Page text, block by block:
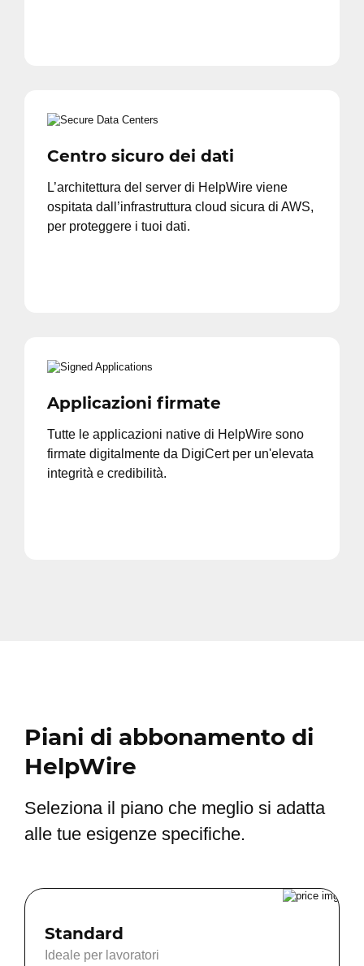
Centro sicuro dei dati
L’architettura del server di HelpWire viene
ospitata dall’infrastruttura cloud sicura di AWS,
per proteggere i tuoi dati.
Applicazioni firmate
Tutte le applicazioni native di HelpWire sono
firmate digitalmente da DigiCert per un'elevata
integrità e credibilità.
Piani di abbonamento di
HelpWire
Seleziona il piano che meglio si adatta
alle tue esigenze specifiche.
Standard
Ideale per lavoratori